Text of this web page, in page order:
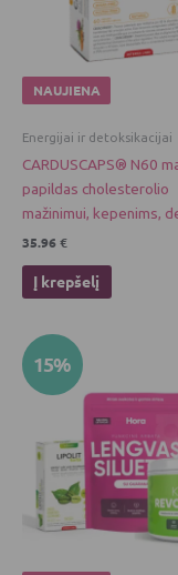
NAUJIENA
Energijai ir detoksikacijai
CARDUSCAPS® N60
papildas cholesterolio
mažinimui, kepenims,
35.96€
Į krepšelį
15% Original
price
was:
94.45 €.80.28 €.